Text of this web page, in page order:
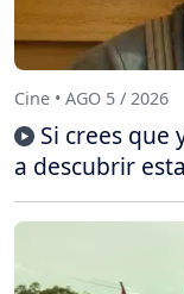
Cine • AGO 5 / 2026
Si crees que
a descubrir